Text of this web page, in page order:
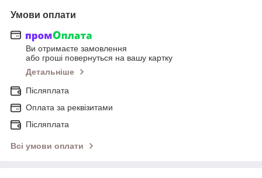
Умови оплати
Ви отримаєте замовлення
або гроші повернуться на вашу картку
Детальніше
Післяплата
Оплата за реквізитами
Післяплата
Всі умови оплати